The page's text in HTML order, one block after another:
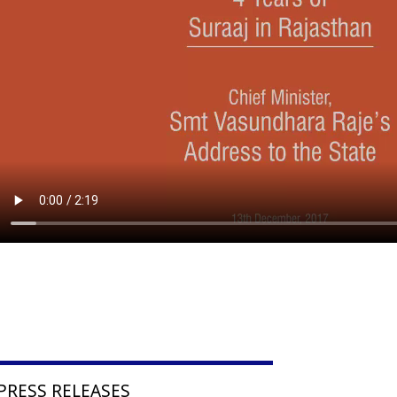
RELEASES